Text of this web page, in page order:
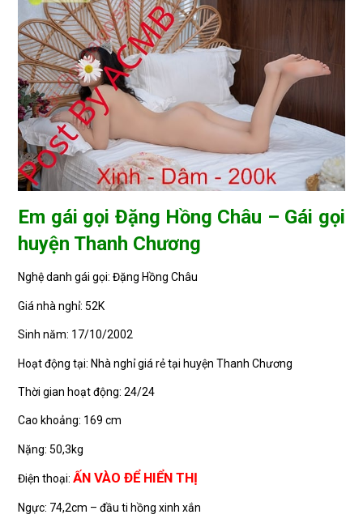
Em gái gọi Đặng Hồng Châu – Gái gọi
huyện Thanh Chương
Nghệ danh gái gọi: Đặng Hồng Châu
Giá nhà nghỉ: 52K
Sinh năm: 17/10/2002
Hoạt động tại: Nhà nghỉ giá rẻ tại huyện Thanh Chương
Thời gian hoạt động: 24/24
Cao khoảng: 169 cm
Nặng: 50,3kg
Điện thoại:ẤN VÀO ĐỂ HIỂN THỊ
Ngực: 74,2cm – đầu ti hồng xinh xắn